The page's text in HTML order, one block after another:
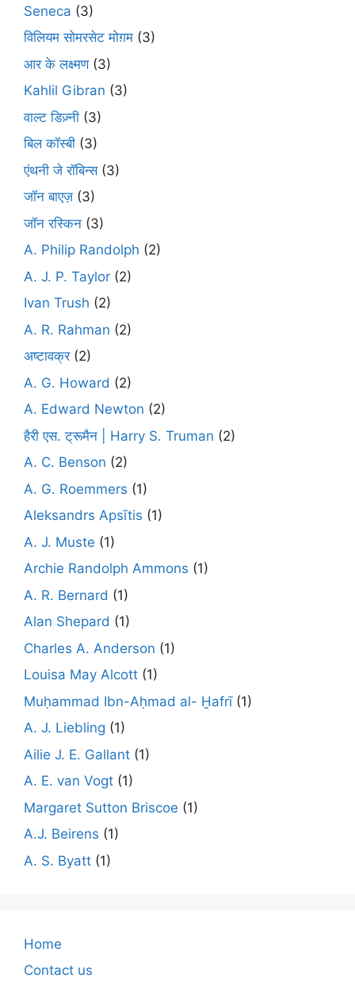
Seneca (3)
विलियम सोमरसेट मोग़म (3)
आर के लक्ष्मण(3)
Kahlil Gibran (3)
वाल्ट डिज़्नी (3)
बिल कॉस्बी (3)
एंथनी जे रॉबिन्स(3)
जॉन बाएज़ (3)
जॉन रस्किन (3)
A. Philip Randolph (2)
A. J. P. Taylor (2)
Ivan Trush (2)
A. R. Rahman (2)
अष्टावक्र(2)
A. G. Howard (2)
A. Edward Newton (2)
हैरी एस. ट्रूमैन | Harry S. Truman (2)
A. C. Benson (2)
A. G. Roemmers (1)
Aleksandrs Apsītis (1)
A. J. Muste (1)
Archie Randolph Ammons (1)
A. R. Bernard (1)
Alan Shepard (1)
Charles A. Anderson (1)
Louisa May Alcott (1)
Muḥammad Ibn-Aḥmad al- Ḫafrī(1)
A. J. Liebling (1)
Ailie J. E. Gallant (1)
A. E. van Vogt (1)
Margaret Sutton Briscoe (1)
A.J. Beirens (1)
A. S. Byatt (1)
Home
Contact us